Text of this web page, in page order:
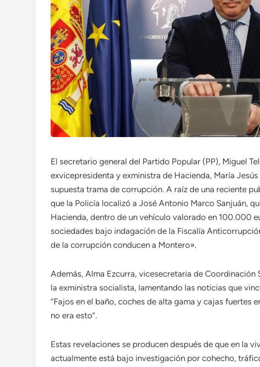
El secretario general del Partido Popular (PP), Miguel
exvicepresidenta y exministra de Hacienda, María
supuesta trama de corrupción. A raíz de una reciente
que la Policía localizó a José Antonio Marco Sanjuán,
Hacienda, dentro de un vehículo valorado en 100.000
sociedades bajo indagación de la Fiscalía
de la corrupción conducen a Montero».
Además, Alma Ezcurra, vicesecretaria de
la exministra socialista, lamentando las noticias que
“Fajos en el baño, coches de alta gama y cajas fuertes
no era esto”.
Estas revelaciones se producen después de que en la
actualmente está bajo investigación por cohecho,